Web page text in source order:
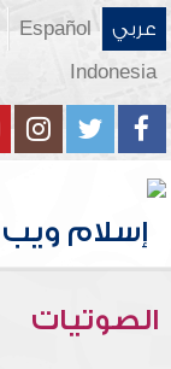
عربي Español
Indonesia
الصوتيات